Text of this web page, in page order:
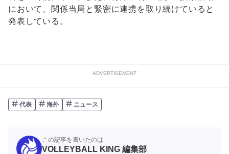
において、関係当局と緊密に連携を取り続けていると
発表している。
ADVERTISEMENT
代表 海外 ニュース
この記事を書いたのは
VOLLEYBALL KING 編集部